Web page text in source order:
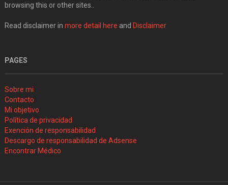
browsing this or other sites..
Read disclaimer in more detail here and Disclaimer
PAGES
Sobre mi
Contacto
Mi objetivo
Política de privacidad
Exención de responsabilidad
Descargo de responsabilidad de Adsense
Encontrar Médico